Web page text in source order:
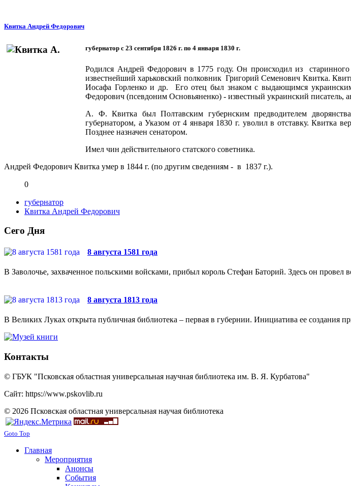
Квитка Андрей Федорович
губернатор с 23 сентября 1826 г. по 4 января 1830 г.
Родился Андрей Федорович в 1775 году. Он происходил из
известнейший харьковский полковник Григорий Семенович Квитка.
Иосафа Горленко и др. Его отец был знаком с выдающимся
Федорович (псевдоним Основьяненко) - известный украинский
А. Ф. Квитка был Полтавским губернским предводителем
губернатором, а Указом от 4 января 1830 г. уволил в отставку. Квитка
Позднее назначен сенатором.
Имел чин действительного статского советника.
Андрей Федорович Квитка умер в 1844 г. (по другим сведениям - в 1837 г.).
0
губернатор
Квитка Андрей Федорович
Сего Дня
8 августа 1581 года
В Заволочье, захваченное польскими войсками, прибыл король Стефан Баторий. Здесь он провел
8 августа 1813 года
В Великих Луках открыта публичная библиотека – первая в губернии. Инициатива ее создания
Контакты
© ГБУК "Псковская областная универсальная научная библиотека им. В. Я. Курбатова"
Сайт: https://www.pskovlib.ru
© 2026 Псковская областная универсальная научая библиотека
Goto Top
Главная
Мероприятия
Анонсы
События